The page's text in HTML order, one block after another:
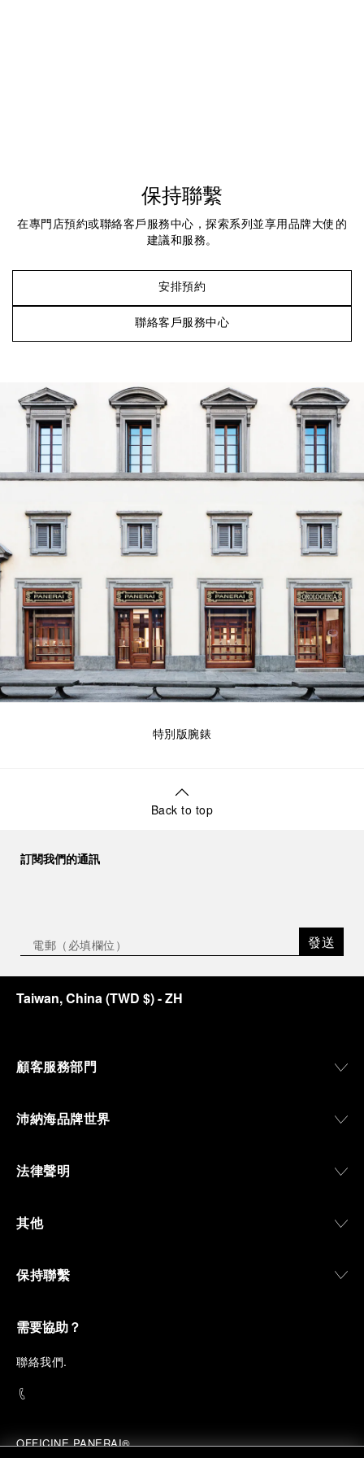
保持聯繫
在專門店預約或聯絡客戶服務中心，探索系列並享用品牌大使的
建議和服務。
安排預約
聯絡客戶服務中心
特別版腕錶
Back to top
訂閱我們的通訊
發送
Taiwan, China(TWD $)- ZH
顧客服務部門
沛納海品牌世界
法律聲明
其他
保持聯繫
需要協助？
聯絡我們.
OFFICINE PANERAI®